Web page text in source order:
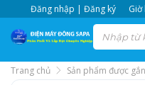
Đăng nhập | Đăng ký
Trang chủ Sản phẩm được